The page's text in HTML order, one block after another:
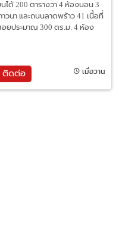
ได้ 200 ตารางวา 4 ห้องนอน 3
วนา และถนนลาดพร้าว 41 เนื้อที่
ยประมาณ 300 ตร.ม. 4 ห้อง
ติดต่อ เมื่อวาน